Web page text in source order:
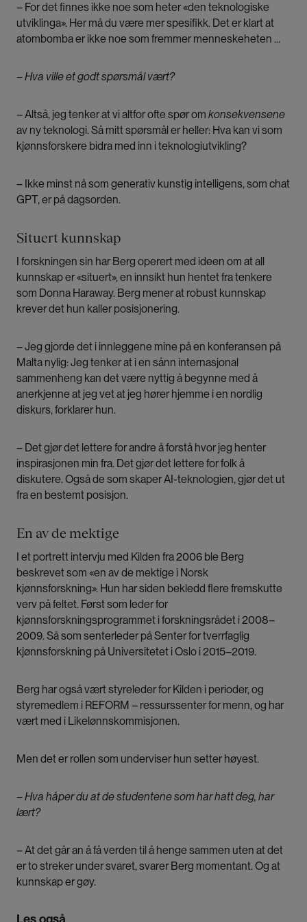
– For det finnes ikke noe som heter «den teknologiske
utviklinga». Her må du være mer spesifikk. Det er klart at
atombomba er ikke noe som fremmer menneskeheten ...
– Hva ville et godt spørsmål vært?
– Altså, jeg tenker at vi altfor ofte spør om konsekvensene
av ny teknologi. Så mitt spørsmål er heller: Hva kan vi som
kjønnsforskere bidra med inn i teknologiutvikling?
– Ikke minst nå som generativ kunstig intelligens, som chat
GPT, er på dagsorden.
Situert kunnskap
I forskningen sin har Berg operert med ideen om at all
kunnskap er «situert», en innsikt hun hentet fra tenkere
som Donna Haraway. Berg mener at robust kunnskap
krever det hun kaller posisjonering.
– Jeg gjorde det i innleggene mine på en konferansen på
Malta nylig: Jeg tenker at i en sånn internasjonal
sammenheng kan det være nyttig å begynne med å
anerkjenne at jeg vet at jeg hører hjemme i en nordlig
diskurs, forklarer hun.
– Det gjør det lettere for andre å forstå hvor jeg henter
inspirasjonen min fra. Det gjør det lettere for folk å
diskutere. Også de som skaper AI-teknologien, gjør det ut
fra en bestemt posisjon.
En av de mektige
I et portrett intervju med Kilden fra 2006 ble Berg
beskrevet som «en av de mektige i Norsk
kjønnsforskning». Hun har siden bekledd flere fremskutte
verv på feltet. Først som leder for
kjønnsforskningsprogrammet i forskningsrådet i 2008–
2009. Så som senterleder på Senter for tverrfaglig
kjønnsforskning på Universitetet i Oslo i 2015–2019.
Berg har også vært styreleder for Kilden i perioder, og
styremedlem i REFORM – ressurssenter for menn, og har
vært med i Likelønnskommisjonen.
Men det er rollen som underviser hun setter høyest.
– Hva håper du at de studentene som har hatt deg, har
lært?
– At det går an å få verden til å henge sammen uten at det
er to streker under svaret, svarer Berg momentant. Og at
kunnskap er gøy.
Les også